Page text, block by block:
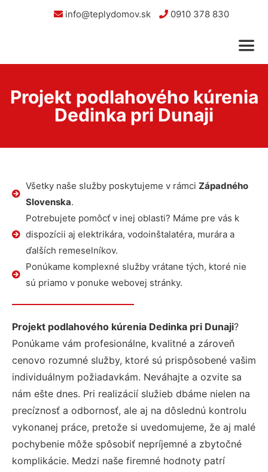
info@teplydomov.sk 0910 378 830
Projekt podlahového kúrenia
Dedinka pri Dunaji
Všetky naše služby poskytujeme v rámci Západného
Slovenska.
Potrebujete pomôcť v inej oblasti? Máme pre vás k
dispozícii aj elektrikára, vodoinštalatéra, murára a
ďalších remeselníkov.
Ponúkame komplexné služby vrátane tých, ktoré nie
sú priamo v ponuke webovej stránky.
Projekt podlahového kúrenia Dedinka pri Dunaji?
Ponúkame vám profesionálne, kvalitné a zároveň
cenovo rozumné služby, ktoré sú prispôsobené vašim
individuálnym požiadavkám. Neváhajte a ozvite sa
nám ešte dnes. Pri realizácií služieb dbáme nielen na
precíznosť a odbornosť, ale aj na dôslednú kontrolu
vykonanej práce, pretože si uvedomujeme, že aj malé
pochybenie môže spôsobiť nepríjemné a zbytočné
komplikácie. Medzi naše firemné hodnoty patrí